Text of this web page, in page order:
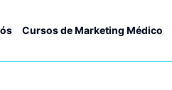
Cursos de Marketing Médico